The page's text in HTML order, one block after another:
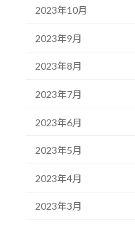
2023年10月
2023年9月
2023年8月
2023年7月
2023年6月
2023年5月
2023年4月
2023年3月